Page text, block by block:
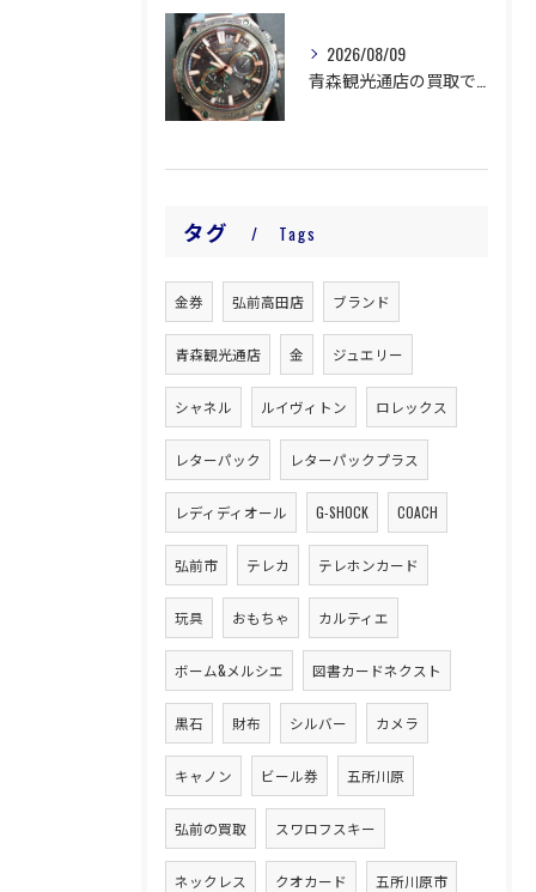
2026/08/09
タグ Tags
金券 弘前高田店 ブランド
青森観光通店 金 ジュエリー
シャネル ルイヴィトン ロレックス
レターパック レターパックプラス
レディディオール G-SHOCK COACH
弘前市 テレカ テレホンカード
玩具 おもちゃ カルティエ
ボーム&メルシエ 図書カードネクスト
黒石 財布 シルバー カメラ
キャノン ビール券 五所川原
弘前の買取 スワロフスキー
ネックレス クオカード 五所川原市